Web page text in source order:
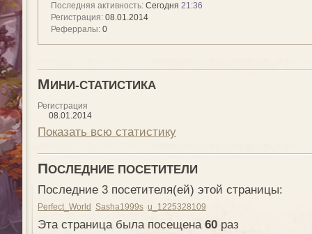
Последняя активность: Сегодня 21:36
Регистрация: 08.01.2014
Реферралы: 0
МИНИ-СТАТИСТИКА
Регистрация
08.01.2014
Показать всю статистику
ПОСЛЕДНИЕ ПОСЕТИТЕЛИ
Последние 3 посетителя(ей) этой страницы:
Perfect_World Sasha1999s u_1225328109
Эта страница была посещена 60 раз